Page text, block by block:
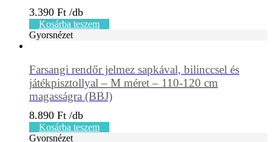
3.390 Ft
Kosárba teszem
Gyorsnézet
Farsangi rendőr jelmez sapkával, bilinccsel és
játékpisztollyal – M méret – 110-120 cm
magasságra (BBJ)
8.890 Ft
Kosárba teszem
Gyorsnézet